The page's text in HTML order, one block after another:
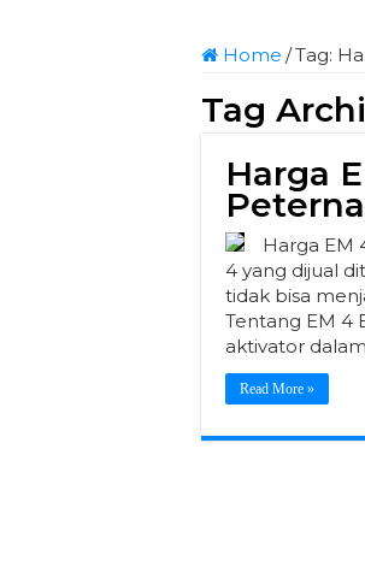
Home /Tag:
Tag
Harga
Harga EM
4 yang dijual
tidak bisa
Tentang EM 4
aktivator
Read More »